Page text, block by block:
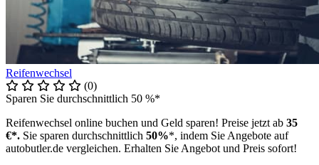
Reifenwechsel
(0)
Sparen Sie durchschnittlich 50 %*
Reifenwechsel online buchen und Geld sparen! Preise jetzt ab 35
€*. Sie sparen durchschnittlich 50%*, indem Sie Angebote auf
autobutler.de vergleichen. Erhalten Sie Angebot und Preis sofort!